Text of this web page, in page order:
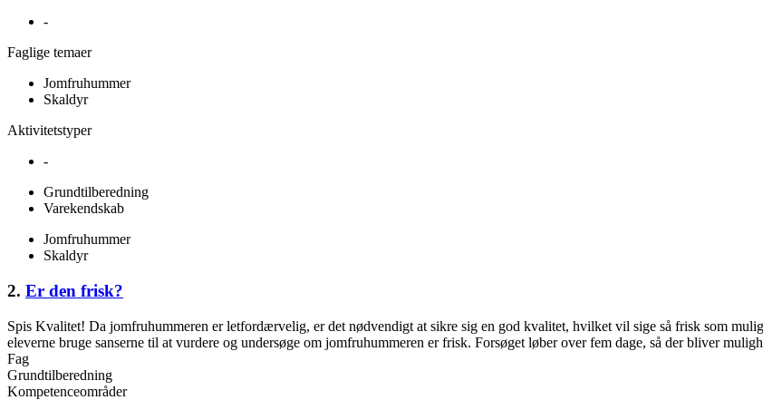
-
Faglige temaer
Jomfruhummer
Skaldyr
Aktivitetstyper
-
Grundtilberedning
Varekendskab
Jomfruhummer
Skaldyr
2. Er den frisk?
Spis Kvalitet! Da jomfruhummeren er letfordærvelig, er det nødvendigt at sikre sig en god kvalitet, hvilket vil sige så frisk som
eleverne bruge sanserne til at vurdere og undersøge om jomfruhummeren er frisk. Forsøget løber over fem dage, så der bliver
Fag
Grundtilberedning
Kompetenceområder